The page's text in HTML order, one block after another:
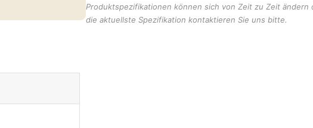
Produktspezifikationen können sich von Zeit zu Zeit
die aktuellste Spezifikation kontaktieren Sie uns bitte.